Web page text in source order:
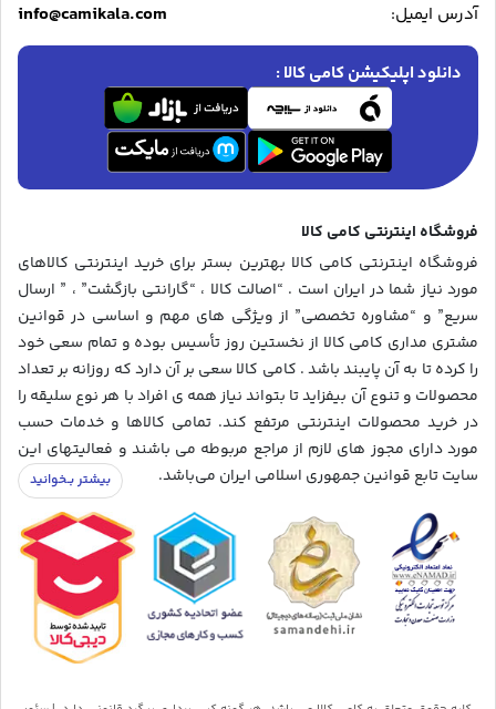
آدرس ایمیل: info@camikala.com
دانلود اپلیکیشن کامی کالا :
فروشگاه اینترنتی کامی کالا
فروشگاه اینترنتی کامی کالا بهترین بستر برای خرید اینترنتی کالاهای
مورد نیاز شما در ایران است . “اصالت کالا ، “گارانتی بازگشت” ، ” ارسال
سریع” و “مشاوره تخصصی” از ویژگی های مهم و اساسی در قوانین
مشتری مداری کامی کالا از نخستین روز تأسیس بوده و تمام سعی خود
را کرده تا به آن پایبند باشد . کامی کالا سعی بر آن دارد که روزانه بر تعداد
محصولات و تنوع آن بیفزاید تا بتواند نیاز همه ی افراد با هر نوع سلیقه را
در خرید محصولات اینترنتی مرتفع کند. تمامی کالاها و خدمات حسب
مورد دارای مجوز های لازم از مراجع مربوطه می باشند و فعالیتهای این
سایت تابع قوانین جمهوری اسلامی ایران می‌باشد.